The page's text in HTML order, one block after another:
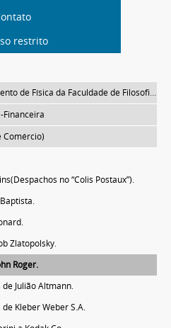
restrito
Física da Faculdade de Filosofia (FFLC)
Financeira
Comércio)
no “Colis Postaux”).
Zlatopolsky.
Roger.
Julião Altmann.
Kleber Weber S.A.